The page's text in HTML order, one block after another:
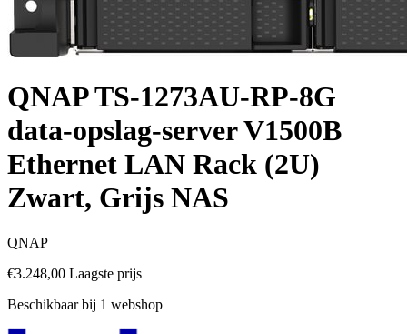
QNAP TS-1273AU-RP-8G
data-opslag-server V1500B
Ethernet LAN Rack (2U)
Zwart, Grijs NAS
QNAP
€3.248,00 Laagste prijs
Beschikbaar bij 1 webshop